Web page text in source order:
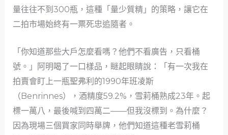
量往往不到300瓶，這種「量少質精」的策略，讓它在
二拍市場始終有一票死忠追隨者。
「你知道那些大戶怎麼看嗎？他們不看廣告，只看桶
號。」阿明喝了一口樣品，瞇起眼睛說：「有一次我在
拍賣會盯上一瓶聖弗利的1990年班凌斯
（Benrinnes），酒精度59.2%，雪莉桶熟成23年。起
標一萬八，最後喊到四萬二——但我沒標到。為什麼？
因為現場三個買家同時舉牌，他們知道這種老雪莉桶